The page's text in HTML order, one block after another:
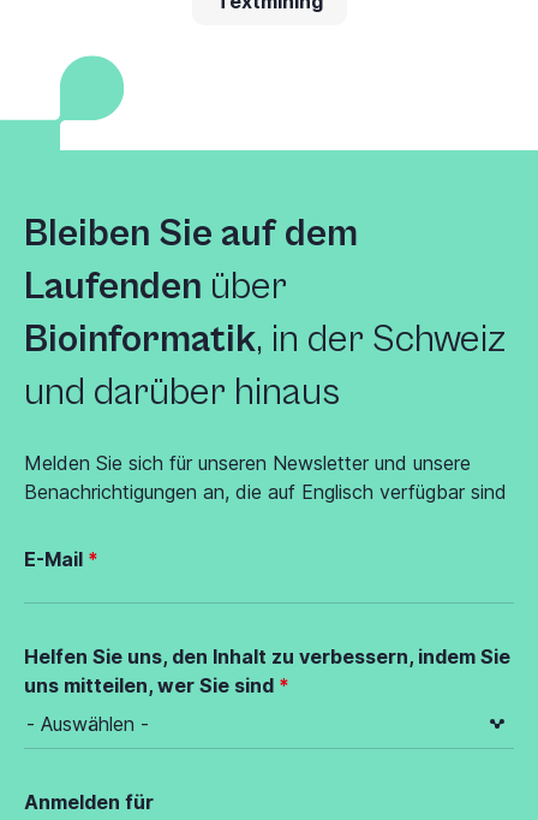
Bleiben Sie auf dem
Laufenden über
Bioinformatik, in der Schweiz
und darüber hinaus
Melden Sie sich für unseren Newsletter und unsere
Benachrichtigungen an, die auf Englisch verfügbar sind
E-Mail
Helfen Sie uns, den Inhalt zu verbessern, indem Sie
uns mitteilen, wer Sie sind
Anmelden für